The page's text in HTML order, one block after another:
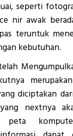
seperti
nir awak
teruntuk
kebutuhan.
diciptakan
nextnya
peta